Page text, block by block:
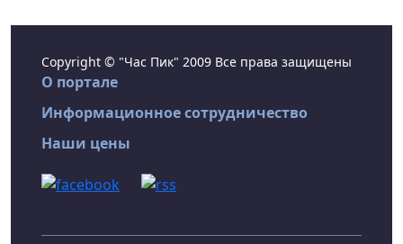
Copyright © "Час Пик" 2009 Все права защищены
О портале
Информационное сотрудничество
Наши цены